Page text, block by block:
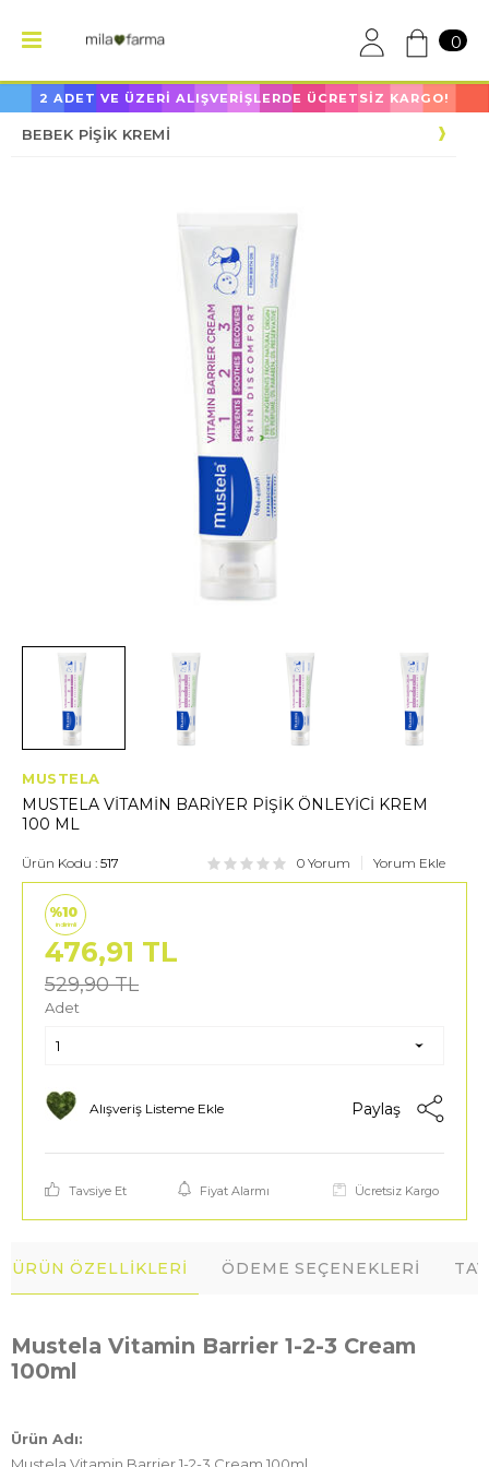
0
2 ADET VE ÜZERİ ALIŞVERİŞLERDE ÜCRETSİZ KARGO!
BEBEK PİŞİK KREMİ
MUSTELA
MUSTELA VİTAMİN BARİYER PİŞİK ÖNLEYİCİ KREM
100 ML
Ürün Kodu : 517 0 Yorum Yorum Ekle
%10
indirimli
476,91 TL
529,90TL
Adet
Alışveriş Listeme Ekle Paylaş
Tavsiye Et Fiyat Alarmı Ücretsiz Kargo
ÜRÜN ÖZELLIKLERI ÖDEME SEÇENEKLERI
Mustela Vitamin Barrier 1-2-3 Cream
100ml
Ürün Adı: